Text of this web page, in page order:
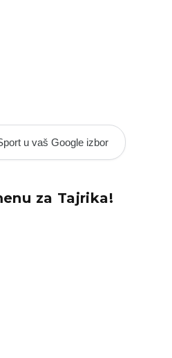
u vaš Google izbor
za Tajrika!